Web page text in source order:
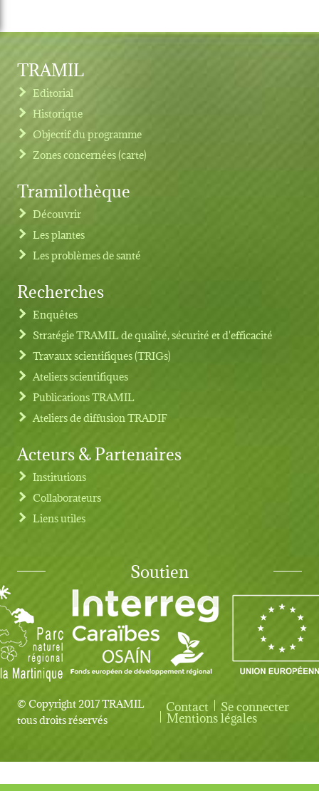
Footer menu
TRAMIL
Editorial
Historique
Objectif du programme
Zones concernées (carte)
Tramilothèque
Découvrir
Les plantes
Les problèmes de santé
Recherches
Enquêtes
Stratégie TRAMIL de qualité, sécurité et d'efficacité
Travaux scientifiques (TRIGs)
Ateliers scientifiques
Publications TRAMIL
Ateliers de diffusion TRADIF
Acteurs & Partenaires
Institutions
Collaborateurs
Liens utiles
Soutien
© Copyright 2017 TRAMIL
tous droits réservés
User account menu
Contact Se connecter
Mentions légales